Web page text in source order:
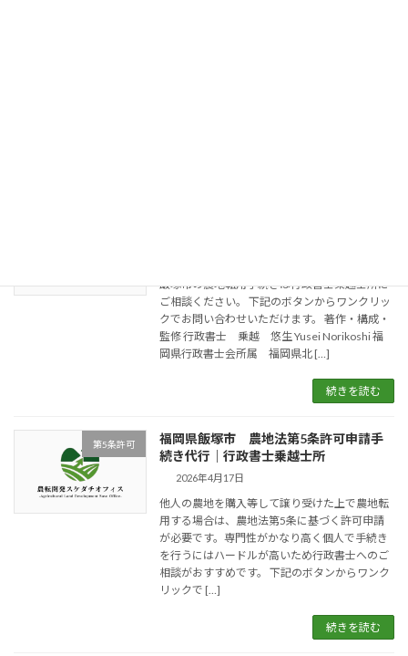
飯塚市の農地転用手続きは行政書士乗越士所に
ご相談ください。 下記のボタンからワンクリッ
クでお問い合わせいただけます。 著作・構成・
監修 行政書士 乗越 悠生 Yusei Norikoshi 福
岡県行政書士会所属 福岡県北 […]
続きを読む
第5条許可
福岡県飯塚市 農地法第5条許可申請手
続き代行｜行政書士乗越士所
2026年4月17日
他人の農地を購入等して譲り受けた上で農地転
用する場合は、農地法第5条に基づく許可申請
が必要です。専門性がかなり高く個人で手続き
を行うにはハードルが高いため行政書士へのご
相談がおすすめです。 下記のボタンからワンク
リックで […]
続きを読む